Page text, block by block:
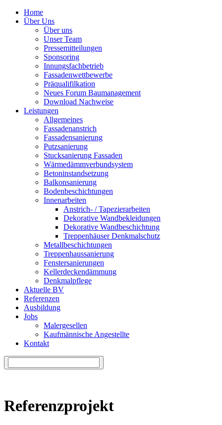
Home
Über Uns
Über uns
Unser Team
Pressemitteilungen
Sponsoring
Innungsfachbetrieb
Fassadenwettbewerbe
Präqualifilkation
Neues Forum Baumanagement
Download Nachweise
Leistungen
Allgemeines
Fassadenanstrich
Fassadensanierung
Putzsanierung
Stucksanierung Fassaden
Wärmedämmverbundsystem
Betoninstandsetzung
Balkonsanierung
Bodenbeschichtungen
Innenarbeiten
Anstrich- / Tapezierarbeiten
Dekorative Wandbekleidungen
Dekorative Wandbeschichtung
Treppenhäuser Denkmalschutz
Metallbeschichtungen
Treppenhaussanierung
Fenstersanierungen
Kellerdeckendämmung
Denkmalpflege
Aktuelle BV
Referenzen
Ausbildung
Jobs
Malergesellen
Kaufmännische Angestellte
Kontakt
Referenzprojekt